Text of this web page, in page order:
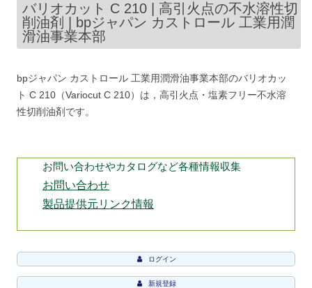
バリオカット C 210 | 高引火点の不水溶性切
削油剤 | bpジャパン カストロール 工業用潤
滑油事業本部
bpジャパン カストロール 工業用潤滑油事業本部のバリオカッ
ト C 210（Variocut C 210）は，高引火点・塩素フリー不水溶
性切削油剤です。
お問い合わせやカタログなど各種情報収集
お問い合わせ
製品提供元リンク情報
ログイン
新規登録